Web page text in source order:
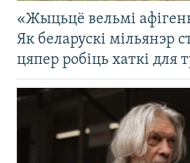
«Жыцьцё вельмі
Як беларускі мільянэр
цяпер робіць хаткі для